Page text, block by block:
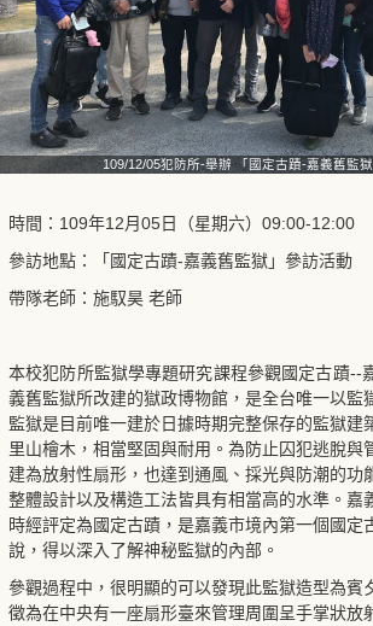
109/12/05犯防所-舉辦 「國定古蹟-嘉義舊監
時間：109年12月05日（星期六）09:00-12:00
參訪地點：「國定古蹟-嘉義舊監獄」參訪活動
帶隊老師：施馭昊 老師
本校犯防所監獄學專題研究課程參觀國定古蹟--
義舊監獄所改建的獄政博物館，是全台唯一以監
監獄是目前唯一建於日據時期完整保存的監獄建
里山檜木，相當堅固與耐用。為防止囚犯逃脫與
建為放射性扇形，也達到通風、採光與防潮的功
整體設計以及構造工法皆具有相當高的水準。嘉
時經評定為國定古蹟，是嘉義市境內第一個國定
說，得以深入了解神秘監獄的內部。
參觀過程中，很明顯的可以發現此監獄造型為賓
徵為在中央有一座扇形臺來管理周圍呈手掌狀放